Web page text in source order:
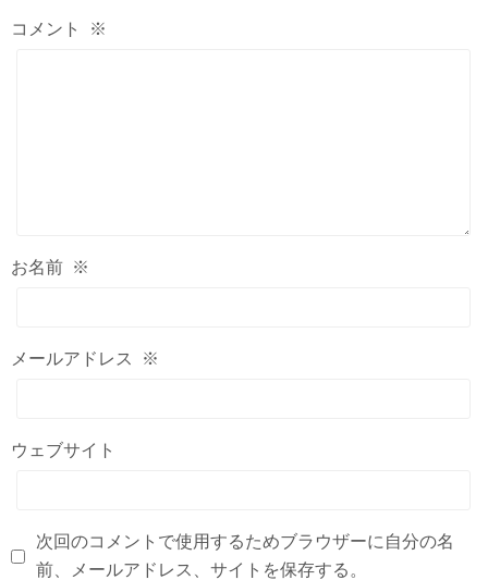
コメント ※
お名前 ※
メールアドレス ※
ウェブサイト
次回のコメントで使用するためブラウザーに自分の名
前、メールアドレス、サイトを保存する。